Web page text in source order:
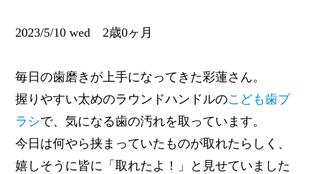
2023/5/10 wed 2歳0ヶ月
毎日の歯磨きが上手になってきた彩蓮さん。
握りやすい太めのラウンドハンドルのこども歯ブ
ラシで、気になる歯の汚れを取っています。
今日は何やら挟まっていたものが取れたらしく、
嬉しそうに皆に「取れたよ！」と見せていました